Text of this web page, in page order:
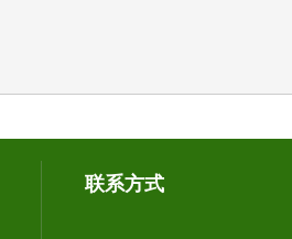
联系方式